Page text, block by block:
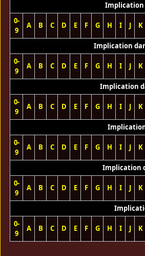
Implication
0-
9
A B C D E F G H I J K
Implication
0-
9
A B C D E F G H I J K
Implication
0-
9
A B C D E F G H I J K
0-
9
A B C D E F G H I J K
Implication
0-
9
A B C D E F G H I J K
0-
9
A B C D E F G H I J K